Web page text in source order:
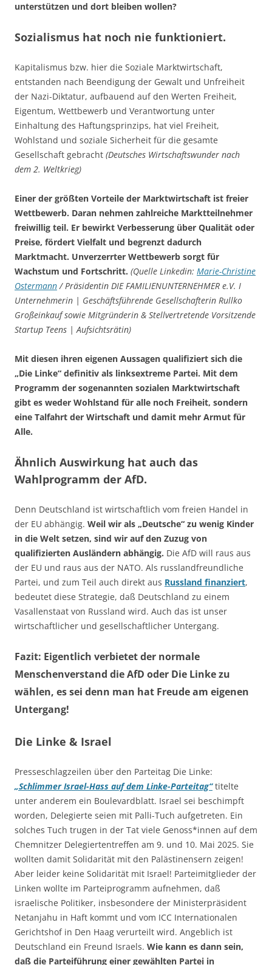
unterstützen und dort bleiben wollen?
Sozialismus hat noch nie funktioniert.
Kapitalismus bzw. hier die Soziale Marktwirtschaft,
entstanden nach Beendigung der Gewalt und Unfreiheit
der Nazi-Diktatur, aufbauend auf den Werten Freiheit,
Eigentum, Wettbewerb und Verantwortung unter
Einhaltung des Haftungsprinzips, hat viel Freiheit,
Wohlstand und soziale Sicherheit für die gesamte
Gesellschaft gebracht (Deutsches Wirtschaftswunder nach
dem 2. Weltkrieg)
Einer der größten Vorteile der Marktwirtschaft ist freier
Wettbewerb. Daran nehmen zahlreiche Marktteilnehmer
freiwillig teil. Er bewirkt Verbesserung über Qualität oder
Preise, fördert Vielfalt und begrenzt dadurch
Marktmacht. Unverzerrter Wettbewerb sorgt für
Wachstum und Fortschritt. (Quelle Linkedin: Marie-Christine
Ostermann/ Präsidentin DIE FAMILIENUNTERNEHMER e.V. I
Unternehmerin | Geschäftsführende Gesellschafterin Rullko
Großeinkauf sowie Mitgründerin & Stellvertretende Vorsitzende
Startup Teens | Aufsichtsrätin)
Mit diesen ihren eigenen Aussagen qualifiziert sich die
„Die Linke“ definitiv als linksextreme Partei. Mit dem
Programm der sogenannten sozialen Marktwirtschaft
gibt es weder Wohlstand für alle noch Freiheit, sondern
eine Talfahrt der Wirtschaft und damit mehr Armut für
Alle.
Ähnlich Auswirkung hat auch das
Wahlprogramm der AfD.
Denn Deutschland ist wirtschaftlich vom freien Handel in
der EU abhängig. Weil wir als „Deutsche“ zu wenig Kinder
in die Welt setzen, sind wir auf den Zuzug von
qualifizierten Ausländern abhängig. Die AfD will raus aus
der EU und raus aus der NATO. Als russlandfreundliche
Partei, und zum Teil auch direkt aus Russland finanziert,
bedeutet diese Strategie, daß Deutschland zu einem
Vasallenstaat von Russland wird. Auch das ist unser
wirtschaftlicher und gesellschaftlicher Untergang.
Fazit: Eigentlich verbietet der normale
Menschenverstand die AfD oder Die Linke zu
wählen, es sei denn man hat Freude am eigenen
Untergang!
Die Linke & Israel
Presseschlagzeilen über den Parteitag Die Linke:
„Schlimmer Israel-Hass auf dem Linke-Parteitag“titelte
unter anderem ein Boulevardblatt. Israel sei beschimpft
worden, Delegierte seien mit Palli-Tuch aufgetreten. Ein
solches Tuch trugen in der Tat viele Genoss*innen auf dem
Chemnitzer Delegiertentreffen am 9. und 10. Mai 2025. Sie
wollten damit Solidarität mit den Palästinensern zeigen!
Aber leider keine Solidarität mit Israel! Parteimitglieder der
Linken wollte im Parteiprogramm aufnehmen, daß
israelische Politiker, insbesondere der Ministerpräsident
Netanjahu in Haft kommt und vom ICC Internationalen
Gerichtshof in Den Haag verurteilt wird. Angeblich ist
Deutschland ein Freund Israels. Wie kann es dann sein,
daß die Parteiführung einer gewählten Partei in